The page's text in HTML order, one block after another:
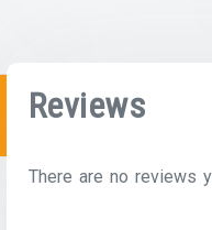
Reviews
There are no reviews